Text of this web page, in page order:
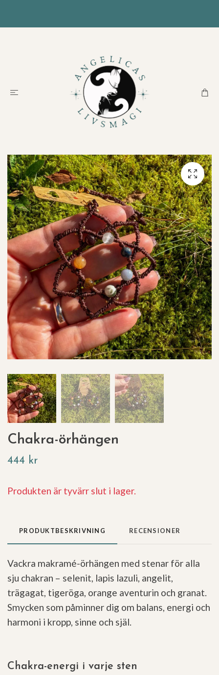
Chakra-örhängen
444 kr
Produkten är tyvärr slut i lager.
PRODUKTBESKRIVNING RECENSIONER
Vackra makramé-örhängen med stenar för alla
sju chakran – selenit, lapis lazuli, angelit,
trägagat, tigeröga, orange aventurin och granat.
Smycken som påminner dig om balans, energi och
harmoni i kropp, sinne och själ.
Chakra-energi i varje sten